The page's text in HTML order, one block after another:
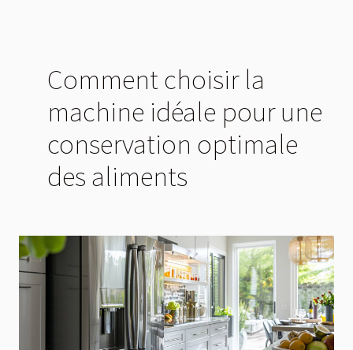
Comment choisir la
machine idéale pour une
conservation optimale
des aliments